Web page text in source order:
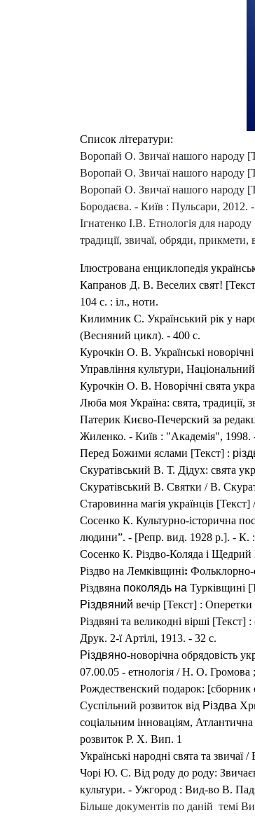
Список літератури:
Воропай О. Звичаї нашого народу
Воропай О. Звичаї нашого народу
Воропай О. Звичаї нашого народу
Бородаєва. - Київ : Пульсари, 2012. -
Ігнатенко І.В. Етнологія для
традиції, звичаї, обряди, прикмети,
Ілюстрована енциклопедія
Капранов Д. В. Веселих свят!
104 с. : іл., ноти.
Килимник С. Український рік у
(Весняний цикл). - 400 с.
Курочкін О. В. Українські
Управління культури,
Курочкін О. В. Новорічні свята
Люба моя Україна: свята,
Патерик Києво-Печерский за
Жиленко. - Київ : "Академія", 1998.
Перед Божими яслами [Текст] :
Скуратівський В. Т. Дідух: свята
Скуратівський В. Святки / В.
Старовинна магія українців [Текст]
Сосенко К. Культурно-історична
людини”. - [Репр. вид. 1928 р.]. -
Сосенко К. Різдво-Коляда і Щедрий
Різдво на Лемківщині: Фольклорно-
Різдвяна поколядь на Турківщині
Різдвяний вечір [Текст] :
Різдвяні та великодні вірші
Друк. 2-ї Артілі, 1913. - 32 с.
Різдвяно-новорічна обрядовість
07.00.05 - етнологія / Н. О. Громова
Рождественский подарок: [сборник
Суспільний розвиток від Різдва
соціальним інноваціям,
розвиток Р. Х. Вип. 1
Українські народні свята та
Чорі Ю. С. Від роду до роду:
культури. - Ужгород : Вид-во В.
Більше документів по даній темі